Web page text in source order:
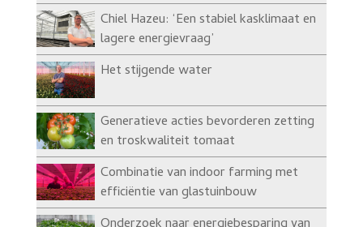
Chiel Hazeu: ‘Een stabiel kasklimaat en
lagere energievraag’
Het stijgende water
Generatieve acties bevorderen zetting
en troskwaliteit tomaat
Combinatie van indoor farming met
efficiëntie van glastuinbouw